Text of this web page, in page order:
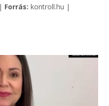
| Forrás: Kategória
kontroll.hu |